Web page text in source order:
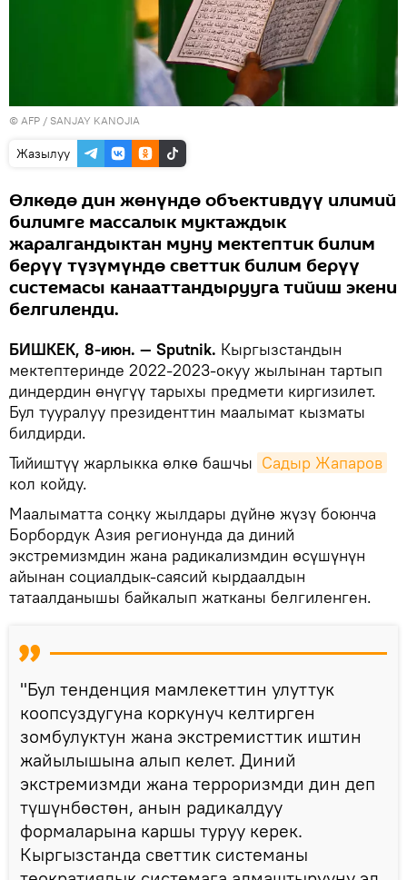
© AFP / SANJAY KANOJIA
Жазылуу
Өлкөдө дин жөнүндө объективдүү илимий
билимге массалык муктаждык
жаралгандыктан муну мектептик билим
берүү түзүмүндө светтик билим берүү
системасы канааттандырууга тийиш экени
белгиленди.
БИШКЕК, 8-июн. — Sputnik. Кыргызстандын
мектептеринде 2022-2023-окуу жылынан тартып
диндердин өнүгүү тарыхы предмети киргизилет.
Бул тууралуу президенттин маалымат кызматы
билдирди.
Тийиштүү жарлыкка өлкө башчы Садыр Жапаров
кол койду.
Маалыматта соңку жылдары дүйнө жүзү боюнча
Борбордук Азия регионунда да диний
экстремизмдин жана радикализмдин өсүшүнүн
айынан социалдык-саясий кырдаалдын
татаалданышы байкалып жатканы белгиленген.
"Бул тенденция мамлекеттин улуттук
коопсуздугуна коркунуч келтирген
зомбулуктун жана экстремисттик иштин
жайылышына алып келет. Диний
экстремизмди жана терроризмди дин деп
түшүнбөстөн, анын радикалдуу
формаларына каршы туруу керек.
Кыргызстанда светтик системаны